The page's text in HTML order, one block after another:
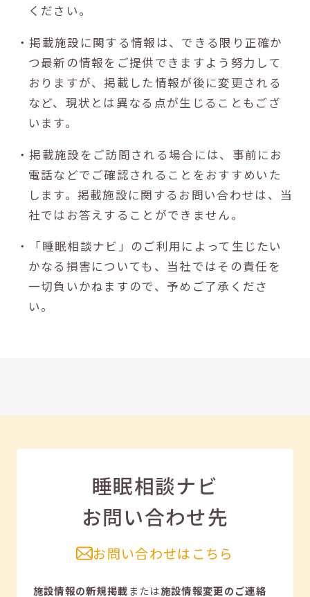
ください。
・掲載施設に関する情報は、できる限り正確か
つ最新の情報をご提供できますよう努力して
おりますが、掲載した情報が後に変更される
など、現状とは異なる点が生じることもござ
います。
・掲載施設をご訪問される場合には、事前にお
電話などでご確認されることをおすすめいた
します。掲載施設に関するお問い合わせは、当
社ではお答えすることができません。
・「睡眠相談ナビ」のご利用によって生じたい
かなる損害についても、当社ではその責任を
一切負いかねますので、予めご了承くださ
い。
睡眠相談ナビ
お問い合わせ先
お問い合わせはこちら
施設情報の新規掲載または施設情報変更のご連絡